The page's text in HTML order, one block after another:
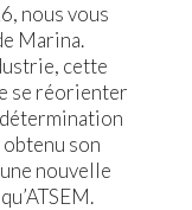
nous vous
Marina.
cette
se réorienter
son
nouvelle